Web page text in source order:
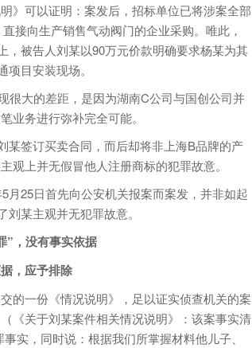
》可以证明：案发后，招标单位已将涉案全部
接向生产销售气动阀门的企业采购。唯此，
，被告人刘某以90万元价款明确要求杨某为其
目安装现场。
大的差距，是因为湖南C公司与国创公司并
业务进行弥补完全可能。
签订买卖合同，而后却将非上海B品牌的产
观上并无假冒他人注册商标的犯罪故意。
25日首先向公安机关报案而案发，并非如起
某主观并无犯罪故意。
”，没有事实依据
，应予排除
一份《情况说明》，足以证实侦查机关的案
《关于刘某案件相关情况说明》：该案事实清
实，同时说：根据我们所掌握材料他儿子、